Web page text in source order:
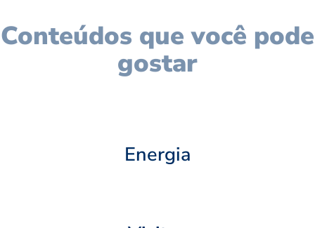
Conteúdos que você pode
gostar
Energia